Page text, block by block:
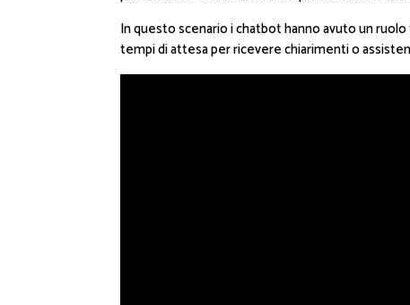
In questo scenario i chatbot hanno avuto un
tempi di attesa per ricevere chiarimenti o